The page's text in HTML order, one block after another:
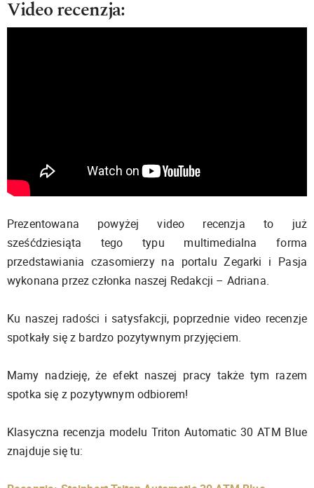
Video recenzja:
Prezentowana powyżej video recenzja to już
sześćdziesiąta tego typu multimedialna forma
przedstawiania czasomierzy na portalu Zegarki i Pasja
wykonana przez członka naszej Redakcji – Adriana.
Ku naszej radości i satysfakcji, poprzednie video recenzje
spotkały się z bardzo pozytywnym przyjęciem.
Mamy nadzieję, że efekt naszej pracy także tym razem
spotka się z pozytywnym odbiorem!
Klasyczna recenzja modelu Triton Automatic 30 ATM Blue
znajduje się tu: